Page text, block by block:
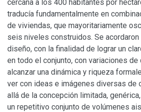
cercana a los 400 habitantes por
traducía fundamentalmente en
de viviendas, que mayoritariamente
seis niveles construidos. Se
diseño, con la finalidad de lograr un
en todo el conjunto, con variaciones
alcanzar una dinámica y riqueza
ver con ideas e imágenes diversas de
allá de la concepción limitada,
un repetitivo conjunto de volúmenes